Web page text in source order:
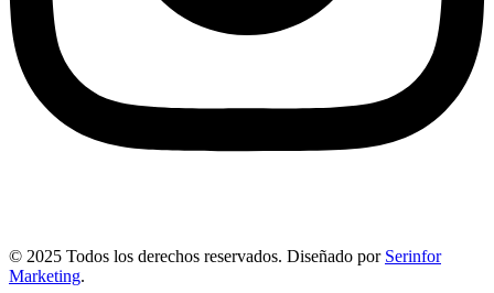
© 2025 Todos los derechos reservados. Diseñado por Serinfor
Marketing.